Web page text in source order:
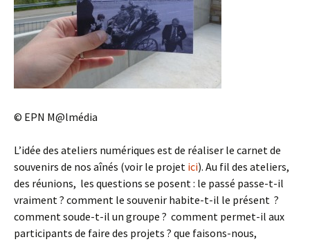
© EPN M@lmédia
L’idée des ateliers numériques est de réaliser le carnet de
souvenirs de nos aînés (voir le projet ici). Au fil des ateliers,
des réunions, les questions se posent : le passé passe-t-il
vraiment ? comment le souvenir habite-t-il le présent ?
comment soude-t-il un groupe ? comment permet-il aux
participants de faire des projets ? que faisons-nous,